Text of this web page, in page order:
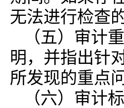
无法进行检查
（五）审计
明，并指出针
所发现的重点
（六）审计